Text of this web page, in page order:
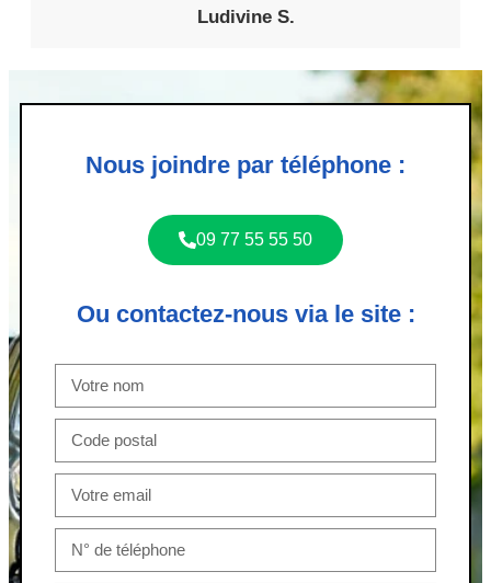
Ludivine S.
Nous joindre par téléphone :
09 77 55 55 50
Ou contactez-nous via le site :